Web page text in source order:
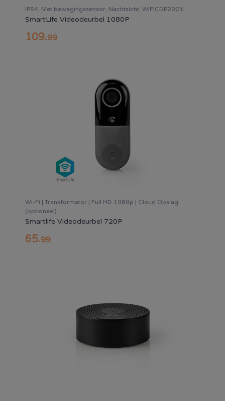
IP54, Met bewegingssensor, Nachtzicht, WIFICDP20GY.
SmartLife Videodeurbel 1080P
109.99
Wi-Fi | Transformator | Full HD 1080p | Cloud Opslag
(optioneel)
Smartlife Videodeurbel 720P
65.99